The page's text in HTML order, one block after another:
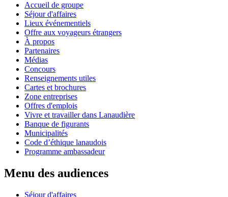
Accueil de groupe
Séjour d'affaires
Lieux événementiels
Offre aux voyageurs étrangers
À propos
Partenaires
Médias
Concours
Renseignements utiles
Cartes et brochures
Zone entreprises
Offres d'emplois
Vivre et travailler dans Lanaudière
Banque de figurants
Municipalités
Code d’éthique lanaudois
Programme ambassadeur
Menu des audiences
Séjour d'affaires